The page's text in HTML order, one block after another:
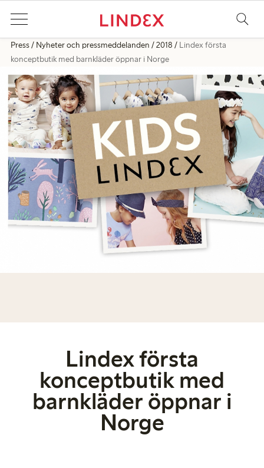
Press Nyheter och pressmeddelanden 2018
Lindex första
konceptbutik med barnkläder öppnar i Norge
Lindex första
konceptbutik med
barnkläder öppnar i
Norge